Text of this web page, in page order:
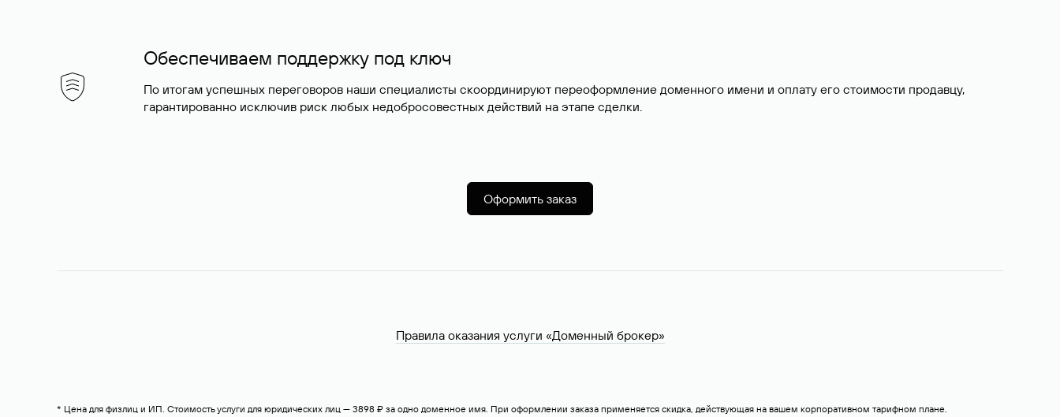
Обеспечиваем поддержку под ключ
По итогам успешных переговоров наши специалисты скоординируют переоформление доменного имени и оплату его стоимости продавцу,
гарантированно исключив риск любых недобросовестных действий на этапе сделки.
Оформить заказ
Правила оказания услуги «Доменный брокер»
* Цена для физлиц и ИП. Стоимость услуги для юридических лиц — 3898 ₽ за одно доменное имя. При оформлении заказа применяется скидка, действующая на вашем корпоративном тарифном плане.